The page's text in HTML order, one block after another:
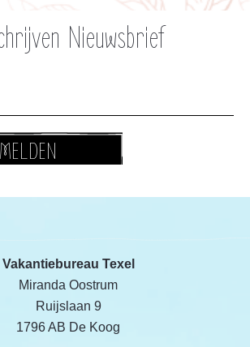
Nieuwsbrief
Vakantiebureau Texel
Miranda Oostrum
Ruijslaan 9
1796 AB De Koog